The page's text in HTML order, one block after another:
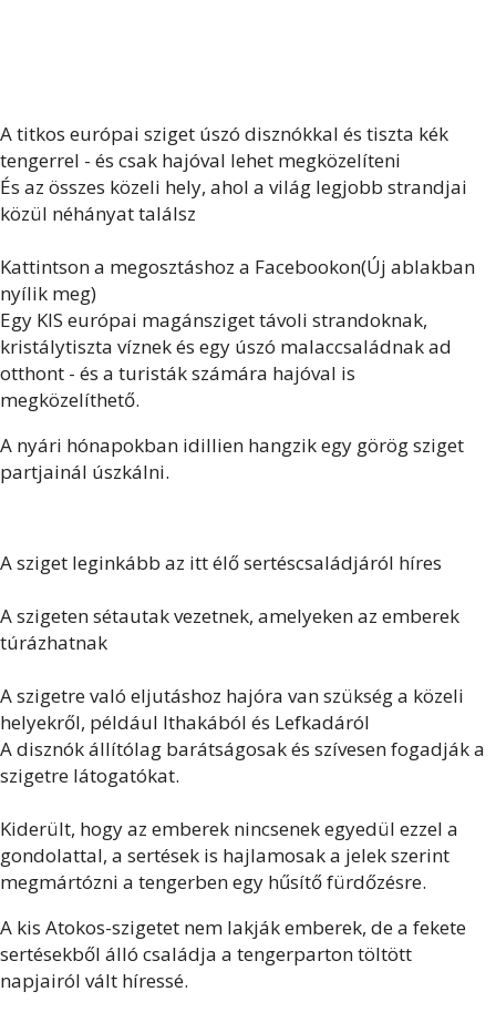
A titkos európai sziget úszó disznókkal és tiszta kék
tengerrel - és csak hajóval lehet megközelíteni
És az összes közeli hely, ahol a világ legjobb strandjai
közül néhányat találsz
Kattintson a megosztáshoz a Facebookon(Új ablakban
nyílik meg)
Egy KIS európai magánsziget távoli strandoknak,
kristálytiszta víznek és egy úszó malaccsaládnak ad
otthont - és a turisták számára hajóval is
megközelíthető.
A nyári hónapokban idillien hangzik egy görög sziget
partjainál úszkálni.
A sziget leginkább az itt élő sertéscsaládjáról híres
A szigeten sétautak vezetnek, amelyeken az emberek
túrázhatnak
A szigetre való eljutáshoz hajóra van szükség a közeli
helyekről, például Ithakából és Lefkadáról
A disznók állítólag barátságosak és szívesen fogadják a
szigetre látogatókat.
Kiderült, hogy az emberek nincsenek egyedül ezzel a
gondolattal, a sertések is hajlamosak a jelek szerint
megmártózni a tengerben egy hűsítő fürdőzésre.
A kis Atokos-szigetet nem lakják emberek, de a fekete
sertésekből álló családja a tengerparton töltött
napjairól vált híressé.